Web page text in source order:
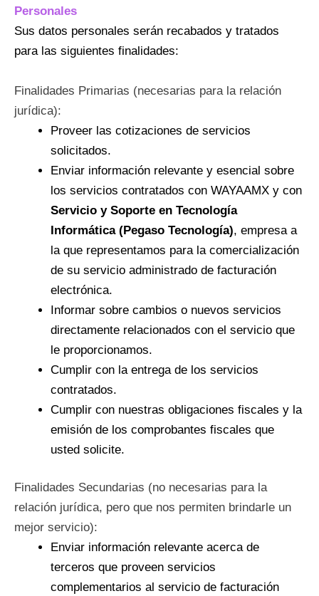
Personales
Sus datos personales serán recabados y tratados
para las siguientes finalidades:
Finalidades Primarias (necesarias para la relación
jurídica):
Proveer las cotizaciones de servicios
solicitados.
Enviar información relevante y esencial sobre
los servicios contratados con WAYAAMX y con
Servicio y Soporte en Tecnología
Informática (Pegaso Tecnología), empresa a
la que representamos para la comercialización
de su servicio administrado de facturación
electrónica.
Informar sobre cambios o nuevos servicios
directamente relacionados con el servicio que
le proporcionamos.
Cumplir con la entrega de los servicios
contratados.
Cumplir con nuestras obligaciones fiscales y la
emisión de los comprobantes fiscales que
usted solicite.
Finalidades Secundarias (no necesarias para la
relación jurídica, pero que nos permiten brindarle un
mejor servicio):
Enviar información relevante acerca de
terceros que proveen servicios
complementarios al servicio de facturación